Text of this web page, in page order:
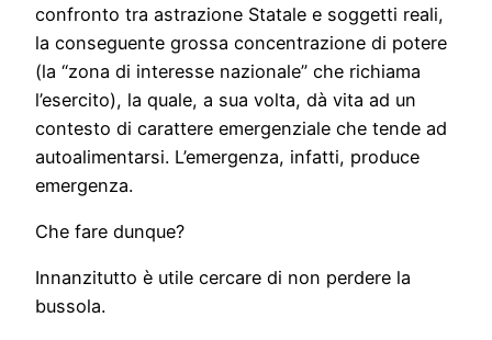
confronto tra astrazione Statale e soggetti reali,
la conseguente grossa concentrazione di potere
(la “zona di interesse nazionale” che richiama
l’esercito), la quale, a sua volta, dà vita ad un
contesto di carattere emergenziale che tende ad
autoalimentarsi. L’emergenza, infatti, produce
emergenza.
Che fare dunque?
Innanzitutto è utile cercare di non perdere la
bussola.